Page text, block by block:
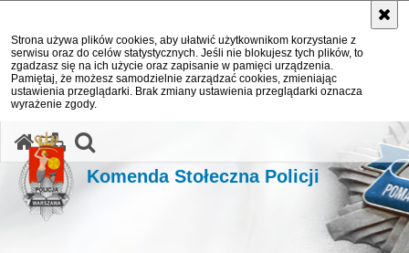
Strona używa plików cookies, aby ułatwić użytkownikom korzystanie z
serwisu oraz do celów statystycznych. Jeśli nie blokujesz tych plików, to
zgadzasz się na ich użycie oraz zapisanie w pamięci urządzenia.
Pamiętaj, że możesz samodzielnie zarządzać cookies, zmieniając
ustawienia przeglądarki. Brak zmiany ustawienia przeglądarki oznacza
wyrażenie zgody.
Komenda Stołeczna Policji